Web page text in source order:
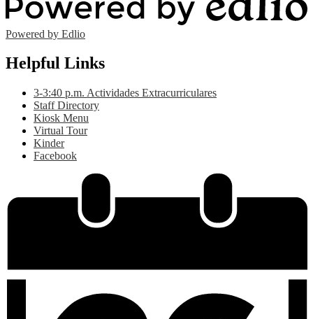
Powered by Edlio
Helpful Links
3-3:40 p.m. Actividades Extracurriculares
Staff Directory
Kiosk Menu
Virtual Tour
Kinder
Facebook